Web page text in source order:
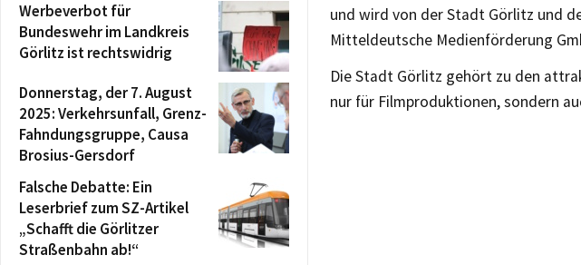
und wird von der Stadt Görlitz und
Mitteldeutsche Medienförderung
Die Stadt Görlitz gehört zu den
nur für Filmproduktionen, sondern
Werbeverbot für
Bundeswehr im Landkreis
Görlitz ist rechtswidrig
Donnerstag, der 7. August
2025: Verkehrsunfall, Grenz-
Fahndungsgruppe, Causa
Brosius-Gersdorf
Falsche Debatte: Ein
Leserbrief zum SZ-Artikel
„Schafft die Görlitzer
Straßenbahn ab!“